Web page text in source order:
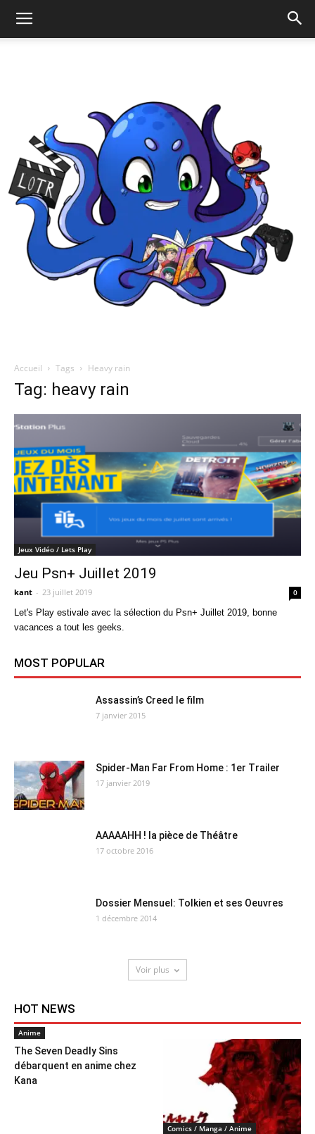
Accueil Tags Heavy rain
Tag: heavy rain
Jeux Vidéo / Lets Play
Jeu Psn+ Juillet 2019
kant - 23 juillet 2019 0
Let's Play estivale avec la sélection du Psn+ Juillet 2019, bonne
vacances a tout les geeks.
MOST POPULAR
Assassin’s Creed le film
7 janvier 2015
Spider-Man Far From Home : 1er Trailer
17 janvier 2019
AAAAAHH ! la pièce de Théâtre
17 octobre 2016
Dossier Mensuel: Tolkien et ses Oeuvres
1 décembre 2014
Voir plus
HOT NEWS
Anime
The Seven Deadly Sins
débarquent en anime chez
Kana
Comics / Manga / Anime